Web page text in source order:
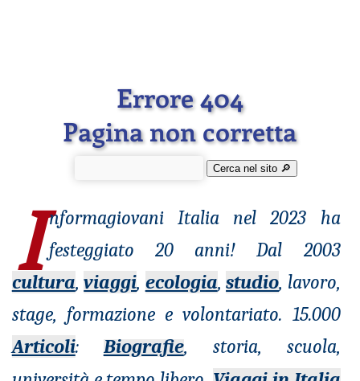
Errore 404
Pagina non corretta
Cerca nel sito 🔎︎
I nformagiovaniItalia nel 2023 ha
festeggiato 20 anni! Dal 2003
cultura,viaggi, ecologia,studio, lavoro,
stage, formazione e volontariato. 15.000
Articoli: Biografie, storia, scuola,